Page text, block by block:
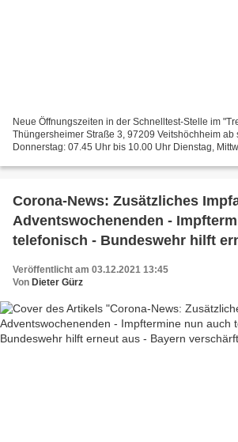
Neue Öffnungszeiten in der Schnelltest-Stelle im
Thüngersheimer Straße 3, 97209 Veitshöchheim ab
Donnerstag: 07.45 Uhr bis 10.00 Uhr Dienstag,
Corona-News: Zusätzliches
Adventswochenenden -
telefonisch - Bundeswehr hilft
Veröffentlicht am 03.12.2021 13:45
Von Dieter Gürz